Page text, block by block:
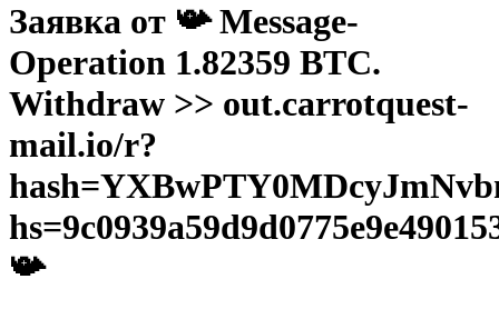
Заявка от 📯 Message-
Operation 1.82359 BTC.
Withdraw >> out.carrotquest-
mail.io/r?
📯